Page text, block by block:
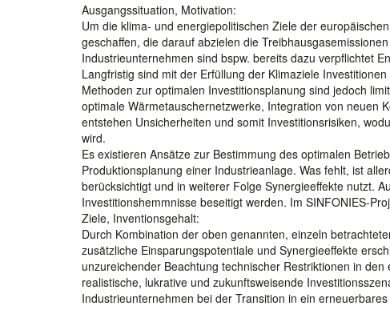
Ausgangssituation, Motivation:
Um die klima- und energiepolitischen Ziele der
geschaffen, die darauf abzielen die
Industrieunternehmen sind bspw. bereits dazu verpflichtet
Langfristig sind mit der Erfüllung der Klimaziele
Methoden zur optimalen Investitionsplanung sind jedoch
optimale Wärmetauschernetzwerke, Integration von neuen
entstehen Unsicherheiten und somit Investitionsrisiken,
wird.
Es existieren Ansätze zur Bestimmung des optimalen
Produktionsplanung einer Industrieanlage. Was fehlt, ist
berücksichtigt und in weiterer Folge Synergieeffekte nutzt.
Investitionshemmnisse beseitigt werden. Im SINFONIES-
Ziele, Inventionsgehalt:
Durch Kombination der oben genannten, einzeln
zusätzliche Einsparungspotentiale und Synergieeffekte
unzureichender Beachtung technischer Restriktionen in
realistische, lukrative und zukunftsweisende
Industrieunternehmen bei der Transition in ein